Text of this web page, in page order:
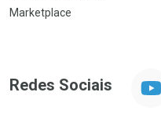
Marketplace
Redes Sociais